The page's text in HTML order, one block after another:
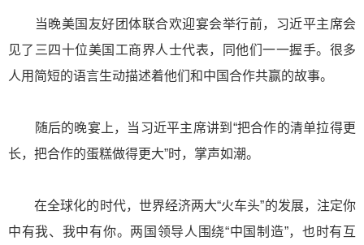
当晚美国友好团体联合欢迎宴会举行前，习近平主席会
见了三四十位美国工商界人士代表，同他们一一握手。很多
人用简短的语言生动描述着他们和中国合作共赢的故事。
随后的晚宴上，当习近平主席讲到“把合作的清单拉得更
长，把合作的蛋糕做得更大”时，掌声如潮。
在全球化的时代，世界经济两大“火车头”的发展，注定你
中有我、我中有你。两国领导人围绕“中国制造”，也时有互